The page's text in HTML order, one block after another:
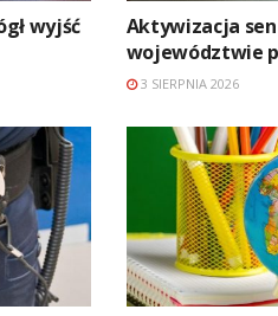
wyjść
Aktywizacja
województwie
3 SIERPNIA 2026